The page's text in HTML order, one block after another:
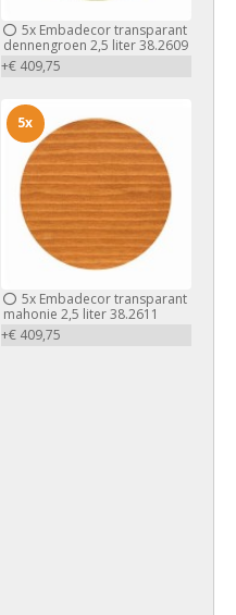
5xEmbadecor transparant
dennengroen 2,5 liter 38.2609
+€ 409,75
5xEmbadecor transparant
mahonie 2,5 liter 38.2611
+€ 409,75
5x